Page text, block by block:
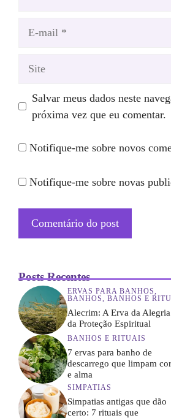
Salvar meus dados neste
próxima vez que eu comentar.
Notifique-me sobre novos
Notifique-me sobre novas
Posts Recentes
ERVAS PARA BANHOS,
BANHOS, BANHOS E
Alecrim: A Erva da Alegria
da Proteção Espiritual
BANHOS E RITUAIS
7 ervas para banho de
descarrego que limpam
e alma
SIMPATIAS
Simpatias antigas que dão
certo: 7 rituais que